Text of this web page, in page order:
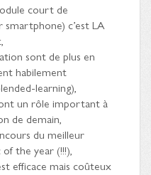
court de
c’est LA
sont de plus en
habilement
learning),
un rôle important à
de demain,
du meilleur
the year (!!!),
efficace mais coûteux